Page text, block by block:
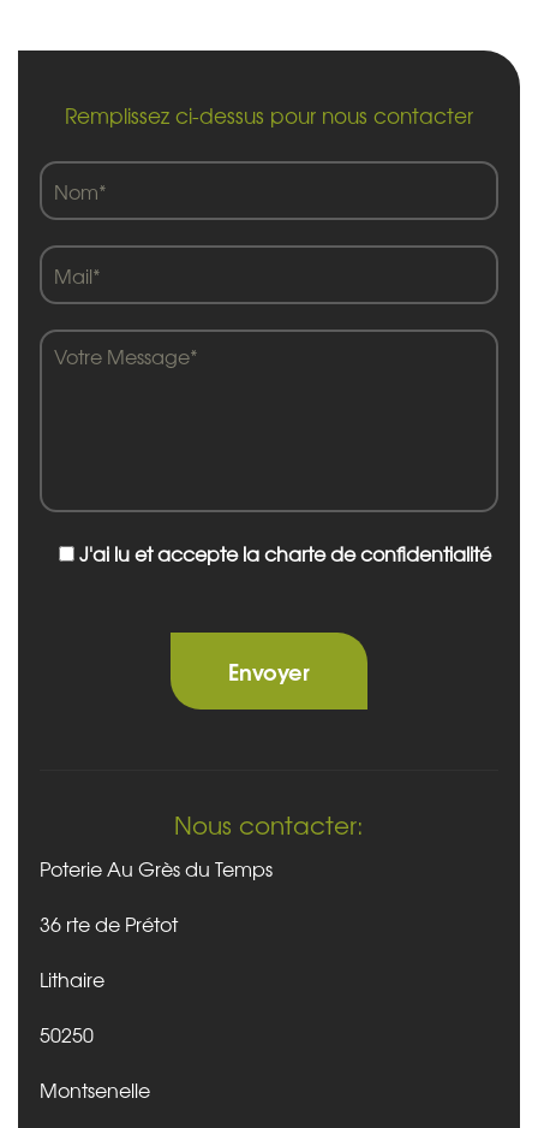
Remplissez ci-dessus pour nous contacter
J'ai lu et accepte la charte de confidentialité
Nous contacter:
Poterie Au Grès du Temps
36 rte de Prétot
Lithaire
50250
Montsenelle